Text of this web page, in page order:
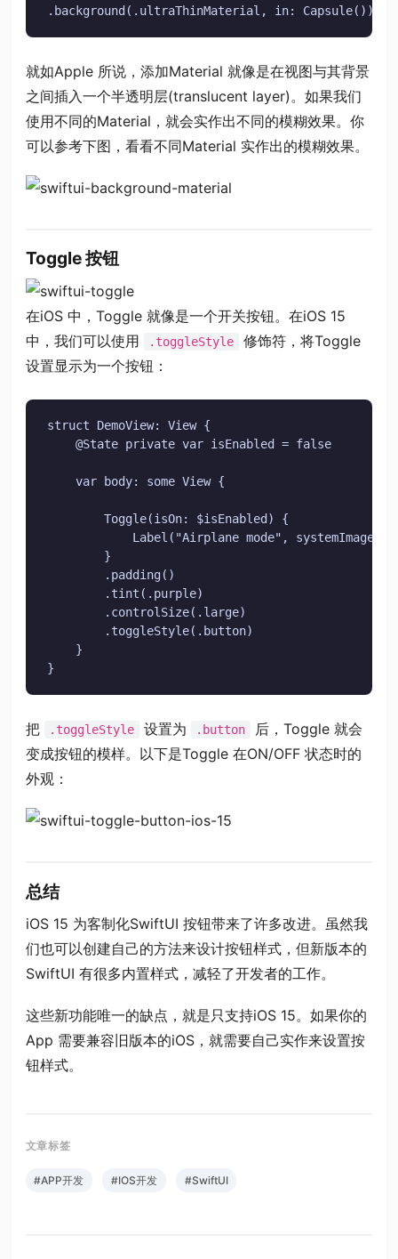
.background(.ultraThinMaterial, in: Capsule())
就如Apple 所说，添加Material 就像是在视图与其背景
之间插入一个半透明层(translucent layer)。如果我们
使用不同的Material，就会实作出不同的模糊效果。你
可以参考下图，看看不同Material 实作出的模糊效果。
Toggle 按钮
在iOS 中，Toggle 就像是一个开关按钮。在iOS 15
中，我们可以使用
.toggleStyle
修饰符，将Toggle
设置显示为一个按钮：
struct DemoView: View {
    @State private var isEnabled = false
    var body: some View {
        Toggle(isOn: $isEnabled) {
Label("Airplane mode", systemImage:
        }
        .padding()
        .tint(.purple)
        .controlSize(.large)
        .toggleStyle(.button)
    }
}
把 .toggleStyle 设置为 .button
后，Toggle 就会
变成按钮的模样。以下是Toggle 在ON/OFF 状态时的
外观：
总结
iOS 15 为客制化SwiftUI 按钮带来了许多改进。虽然我
们也可以创建自己的方法来设计按钮样式，但新版本的
SwiftUI 有很多内置样式，减轻了开发者的工作。
这些新功能唯一的缺点，就是只支持iOS 15。如果你的
App 需要兼容旧版本的iOS，就需要自己实作来设置按
钮样式。
#APP开发 #IOS开发 #SwiftUI